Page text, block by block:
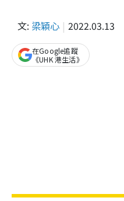
文: 梁穎心 2022.03.13
在Google追蹤
《UHK 港生活》